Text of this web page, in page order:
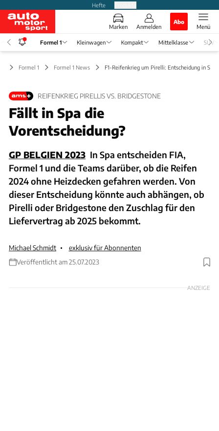
Hefte
Marken Anmelden
Abo
Menü
Formel 1 Kleinwagen Kompakt Mittelklasse SUV
Formel 1 Formel 1 News F1-Reifenkrieg um Pirelli: Entscheidung in Spa?
REIFENKRIEG PIRELLIS VS. BRIDGESTONE
Fällt in Spa die
Vorentscheidung?
GP BELGIEN 2023 In Spa entscheiden FIA,
Formel 1 und die Teams darüber, ob die Reifen
2024 ohne Heizdecken gefahren werden. Von
dieser Entscheidung könnte auch abhängen, ob
Pirelli oder Bridgestone den Zuschlag für den
Liefervertrag ab 2025 bekommt.
Michael Schmidt
exklusiv für Abonnenten
Veröffentlicht am 25.07.2023
Foto: Pirelli
ANZEIGE